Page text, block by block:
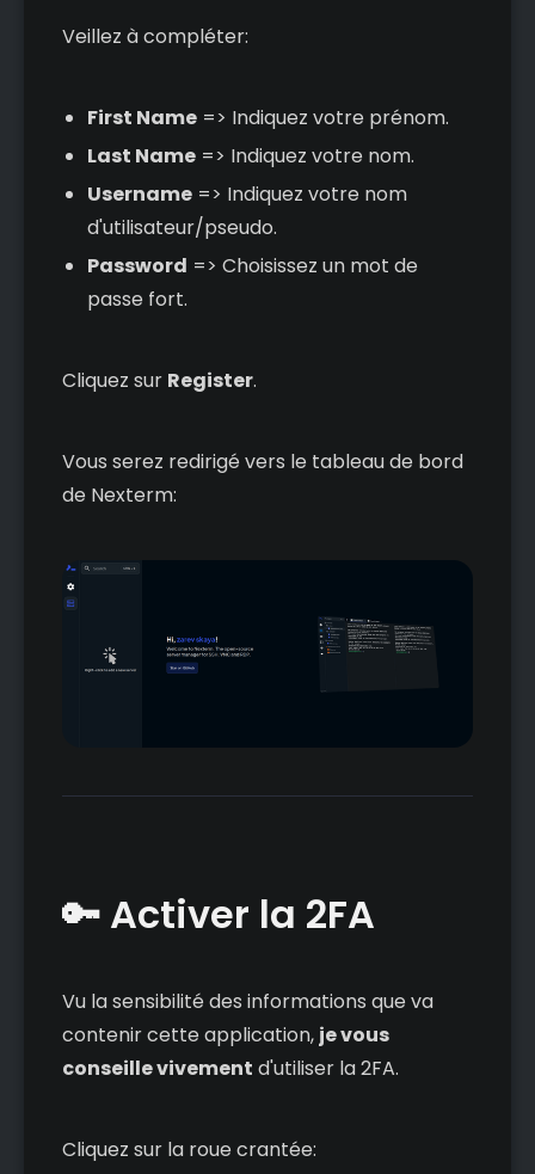
Veillez à compléter:
First Name=> Indiquez votre prénom.
Last Name=> Indiquez votre nom.
Username=> Indiquez votre nom
d'utilisateur/pseudo.
Password => Choisissez un mot de
passe fort.
Cliquez sur Register.
Vous serez redirigé vers le tableau de bord
de Nexterm:
🔑 Activer la 2FA
Vu la sensibilité des informations que va
contenir cette application, je vous
conseille vivement d'utiliser la 2FA.
Cliquez sur la roue crantée: